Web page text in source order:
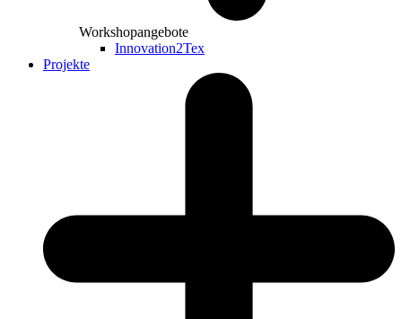
Workshopangebote
Innovation2Tex
Projekte